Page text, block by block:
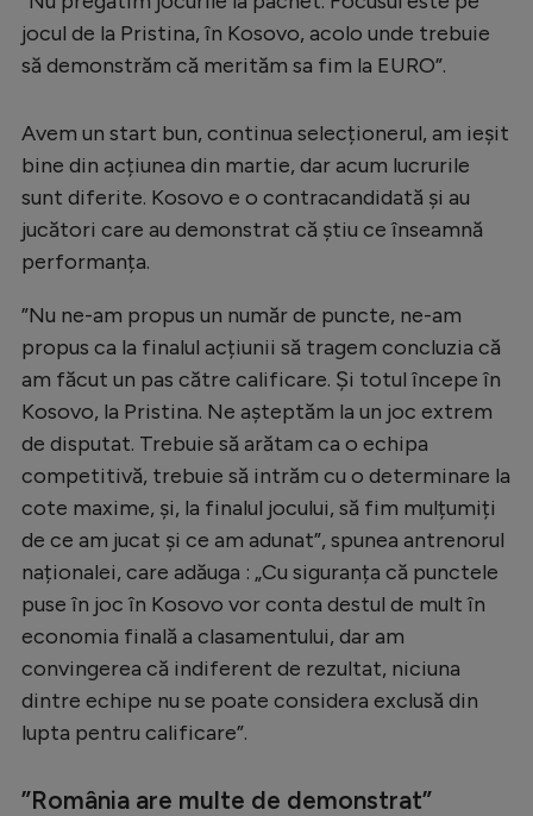
Handbal
Natație
Rugby
Ciclism
Alte sporturi
JO 2024
JO 2026
Intră în cont
Creează cont
jocul de la Pristina, în Kosovo, acolo unde trebuie
să demonstrăm că merităm sa fim la EURO”.
Avem un start bun, continua selecționerul, am ieșit
bine din acțiunea din martie, dar acum lucrurile
sunt diferite. Kosovo e o contracandidată și au
jucători care au demonstrat că știu ce înseamnă
performanța.
”Nu ne-am propus un număr de puncte, ne-am
propus ca la finalul acțiunii să tragem concluzia că
am făcut un pas către calificare. Și totul începe în
Kosovo, la Pristina. Ne așteptăm la un joc extrem
de disputat. Trebuie să arătam ca o echipa
competitivă, trebuie să intrăm cu o determinare la
cote maxime, și, la finalul jocului, să fim mulțumiți
de ce am jucat și ce am adunat”, spunea antrenorul
naționalei, care adăuga : „Cu siguranța că punctele
puse în joc în Kosovo vor conta destul de mult în
economia finală a clasamentului, dar am
convingerea că indiferent de rezultat, niciuna
dintre echipe nu se poate considera exclusă din
lupta pentru calificare”.
”România are multe de demonstrat”